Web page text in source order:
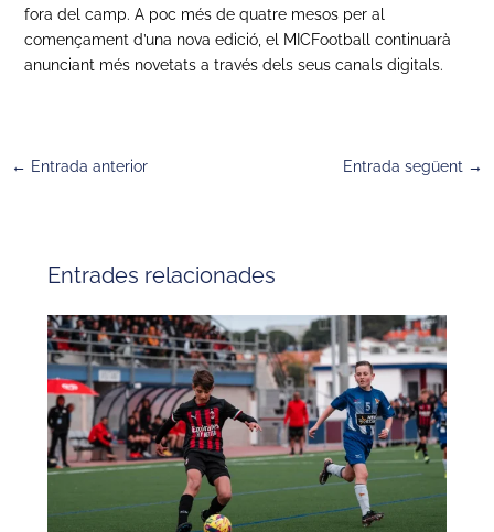
fora del camp. A poc més de quatre mesos per al
començament d’una nova edició, el MICFootball continuarà
anunciant més novetats a través dels seus canals digitals.
← Entrada anterior Entrada següent →
Entrades relacionades